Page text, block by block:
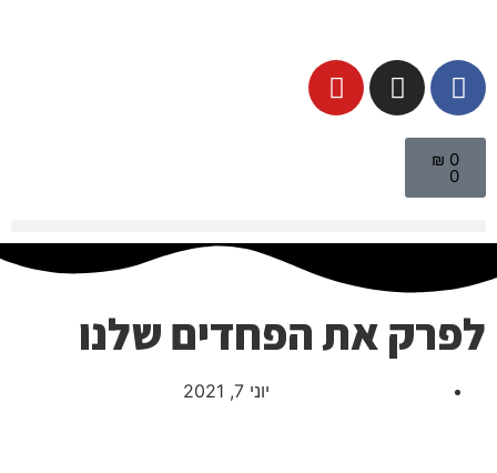
₪ 0
0
לפרק את הפחדים שלנו
יוני 7, 2021